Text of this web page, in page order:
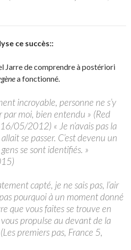
ce succès::
Jarre de comprendre à postériori
a fonctionné.
incroyable, personne ne s’y
moi, bien entendu » (Red
05/2012) « Je n’avais pas la
se passer. C’est devenu un
se sont identifiés. »
capté, je ne sais pas, l’air
pourquoi à un moment donné
que vous faites se trouve en
propulse au devant de la
premiers pas, France 5,